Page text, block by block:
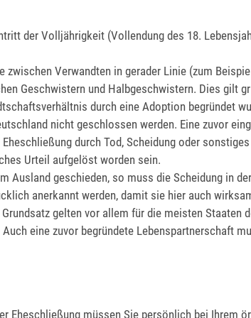
der Volljährigkeit (Vollendung des 18.
zwischen Verwandten in gerader Linie (zum
Geschwistern und Halbgeschwistern. Dies gilt
durch eine Adoption begründet
nicht geschlossen werden. Eine zuvor
durch Tod, Scheidung oder sonstiges
Urteil aufgelöst worden sein.
Ausland geschieden, so muss die Scheidung in
anerkannt werden, damit sie hier auch
gelten vor allem für die meisten Staaten
Auch eine zuvor begründete Lebenspartnerschaft
Eheschließung müssen Sie persönlich bei Ihrem